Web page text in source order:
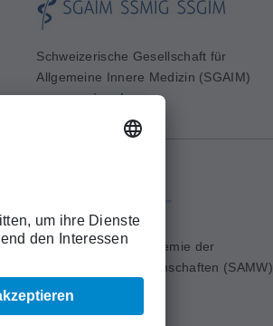
Schweizerische Gesellschaft für
Allgemeine Innere Medizin (SGAIM)
www.sgaim.ch
Schweizerische Akademie der
Medizinischen Wissenschaften (SAMW)
www.samw.ch